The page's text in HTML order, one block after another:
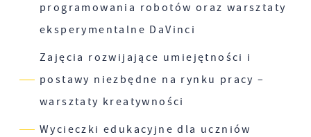
programowania robotów oraz warsztaty
eksperymentalne DaVinci
Zajęcia rozwijające umiejętności i
postawy niezbędne na rynku pracy –
warsztaty kreatywności
Wycieczki edukacyjne dla uczniów